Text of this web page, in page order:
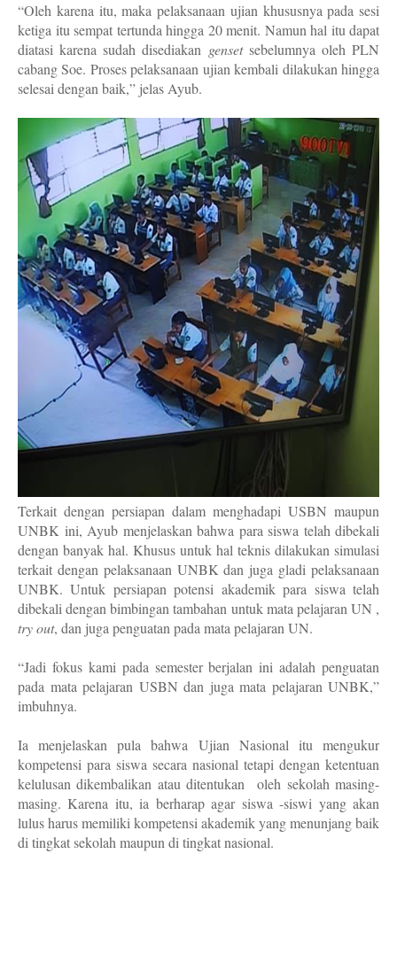
“Oleh karena itu, maka pelaksanaan ujian khususnya pada sesi
ketiga itu sempat tertunda hingga 20 menit. Namun hal itu dapat
diatasi karena sudah disediakan gensetsebelumnya oleh PLN
cabang Soe. Proses pelaksanaan ujian kembali dilakukan hingga
selesai dengan baik,” jelas Ayub.
Terkait dengan persiapan dalam menghadapi USBN maupun
UNBK ini, Ayub menjelaskan bahwa para siswa telah dibekali
dengan banyak hal. Khusus untuk hal teknis dilakukan simulasi
terkait dengan pelaksanaan UNBK dan juga gladi pelaksanaan
UNBK. Untuk persiapan potensi akademik para siswa telah
dibekali dengan bimbingan tambahan untuk mata pelajaran UN ,
try out, dan juga penguatan pada mata pelajaran UN.
“Jadi fokus kami pada semester berjalan ini adalah penguatan
pada mata pelajaran USBN dan juga mata pelajaran UNBK,”
imbuhnya.
Ia menjelaskan pula bahwa Ujian Nasional itu mengukur
kompetensi para siswa secara nasional tetapi dengan ketentuan
kelulusan dikembalikan atau ditentukan
oleh sekolah masing-
masing. Karena itu, ia berharap agar siswa -siswi yang akan
lulus harus memiliki kompetensi akademik yang menunjang baik
di tingkat sekolah maupun di tingkat nasional.